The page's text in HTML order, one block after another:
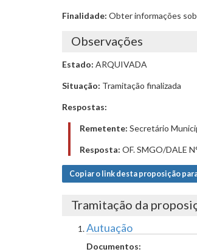
Finalidade: Obter informações
Observações
Estado: ARQUIVADA
Situação: Tramitação finalizada
Respostas:
Remetente: Secretário
Resposta: OF. SMGO/DALE
Copiar o link desta proposição
Tramitação da
Autuação
Documentos: